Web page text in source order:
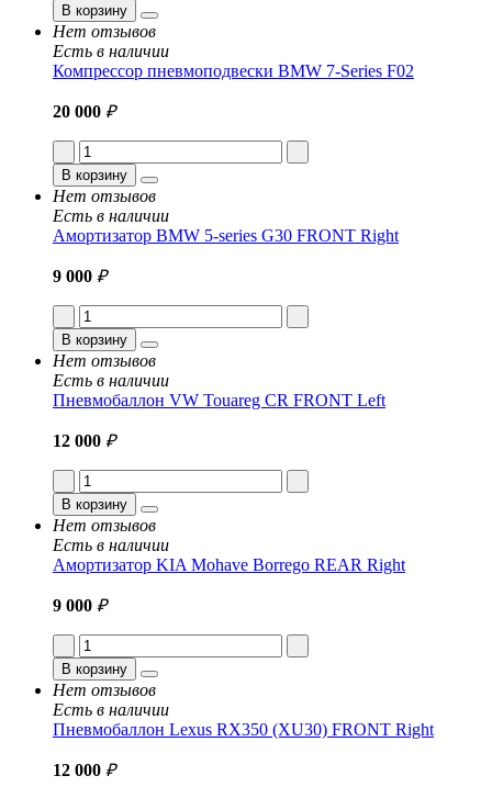
В корзину
Нет отзывов
Есть в наличии
Компрессор пневмоподвески BMW 7-Series F02
20 000 ₽
В корзину
Нет отзывов
Есть в наличии
Амортизатор BMW 5-series G30 FRONT Right
9 000 ₽
В корзину
Нет отзывов
Есть в наличии
Пневмобаллон VW Touareg CR FRONT Left
12 000 ₽
В корзину
Нет отзывов
Есть в наличии
Амортизатор KIA Mohave Borrego REAR Right
9 000 ₽
В корзину
Нет отзывов
Есть в наличии
Пневмобаллон Lexus RX350 (XU30) FRONT Right
12 000 ₽